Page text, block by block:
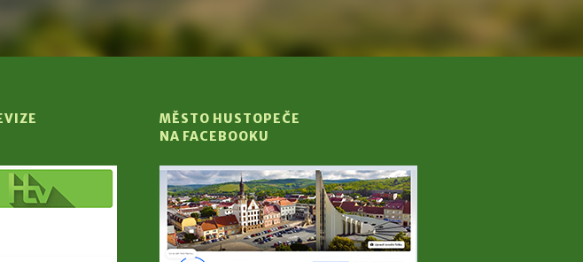
MĚSTO HUSTOPEČE
NA FACEBOOKU